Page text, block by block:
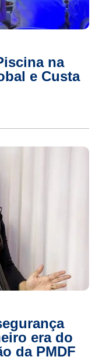
na
e Custa
era do
da PMDF